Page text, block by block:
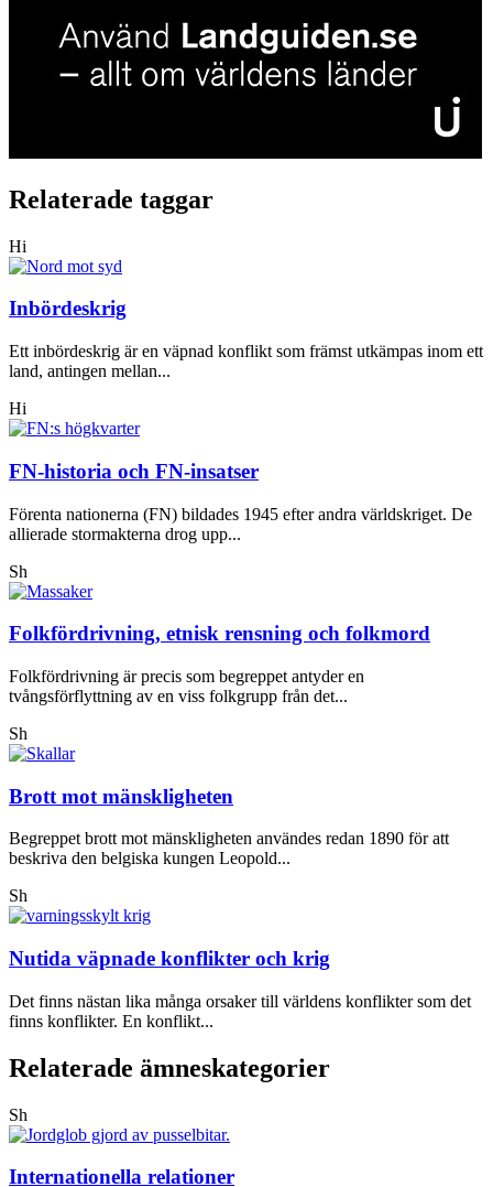
Relaterade taggar
Hi
Inbördeskrig
Ett inbördeskrig är en väpnad konflikt som främst utkämpas inom ett
land, antingen mellan...
Hi
FN-historia och FN-insatser
Förenta nationerna (FN) bildades 1945 efter andra världskriget. De
allierade stormakterna drog upp...
Sh
Folkfördrivning, etnisk rensning och folkmord
Folkfördrivning är precis som begreppet antyder en
tvångsförflyttning av en viss folkgrupp från det...
Sh
Brott mot mänskligheten
Begreppet brott mot mänskligheten användes redan 1890 för att
beskriva den belgiska kungen Leopold...
Sh
Nutida väpnade konflikter och krig
Det finns nästan lika många orsaker till världens konflikter som det
finns konflikter. En konflikt...
Relaterade ämneskategorier
Sh
Internationella relationer